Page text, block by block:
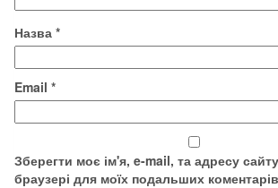
Назва *
Email *
Зберегти моє ім'я, e-mail, та адресу
браузері для моїх подальших